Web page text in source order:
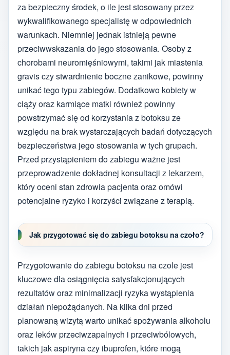
za bezpieczny środek, o ile jest stosowany przez
wykwalifikowanego specjalistę w odpowiednich
warunkach. Niemniej jednak istnieją pewne
przeciwwskazania do jego stosowania. Osoby z
chorobami neuromięśniowymi, takimi jak miastenia
gravis czy stwardnienie boczne zanikowe, powinny
unikać tego typu zabiegów. Dodatkowo kobiety w
ciąży oraz karmiące matki również powinny
powstrzymać się od korzystania z botoksu ze
względu na brak wystarczających badań dotyczących
bezpieczeństwa jego stosowania w tych grupach.
Przed przystąpieniem do zabiegu ważne jest
przeprowadzenie dokładnej konsultacji z lekarzem,
który oceni stan zdrowia pacjenta oraz omówi
potencjalne ryzyko i korzyści związane z terapią.
Jak przygotować się do zabiegu botoksu na czoło?
Przygotowanie do zabiegu botoksu na czole jest
kluczowe dla osiągnięcia satysfakcjonujących
rezultatów oraz minimalizacji ryzyka wystąpienia
działań niepożądanych. Na kilka dni przed
planowaną wizytą warto unikać spożywania alkoholu
oraz leków przeciwzapalnych i przeciwbólowych,
takich jak aspiryna czy ibuprofen, które mogą